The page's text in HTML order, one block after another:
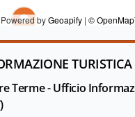
4
Powered byGeoapify | ©
TURISTICA
Terme - Ufficio